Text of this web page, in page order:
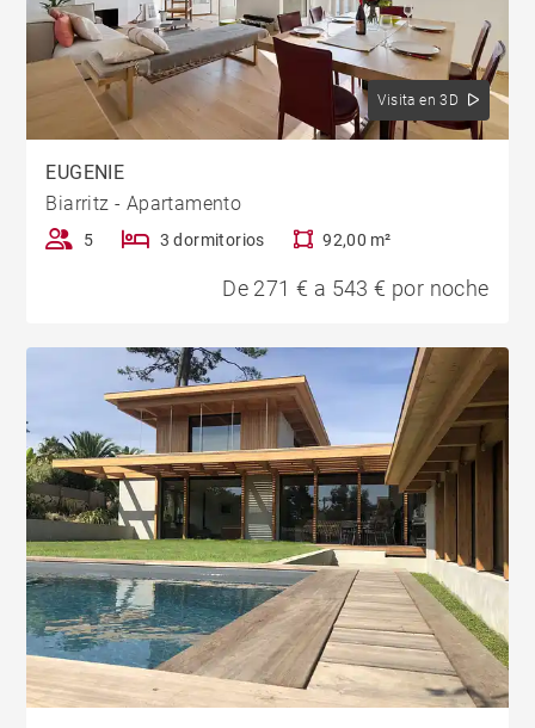
Visita en 3D
EUGENIE
Biarritz - Apartamento
5 3 dormitorios 92,00 m²
De 271 € a 543 € por noche